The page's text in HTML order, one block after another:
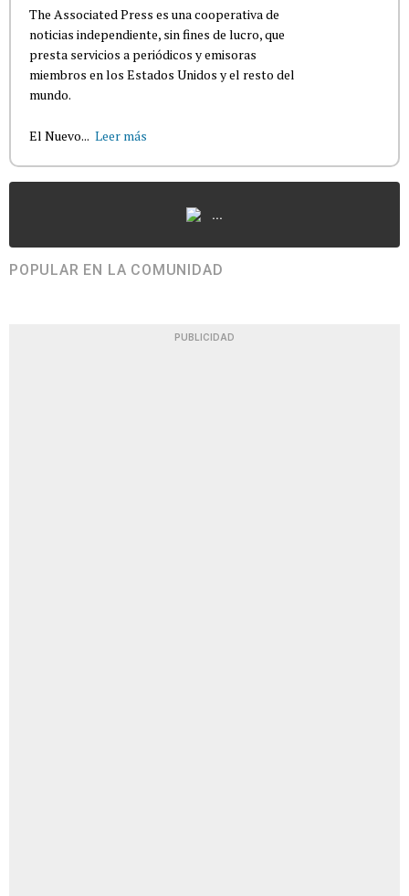
The Associated Press es una cooperativa de
noticias independiente, sin fines de lucro, que
presta servicios a periódicos y emisoras
miembros en los Estados Unidos y el resto del
mundo.
El Nuevo... Leer más
...
POPULAR EN LA COMUNIDAD
PUBLICIDAD